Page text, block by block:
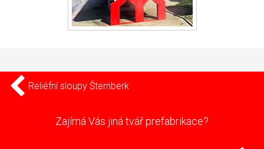
Reliéfní sloupy Šternberk
Zajímá Vás jiná tvář prefabrikace?